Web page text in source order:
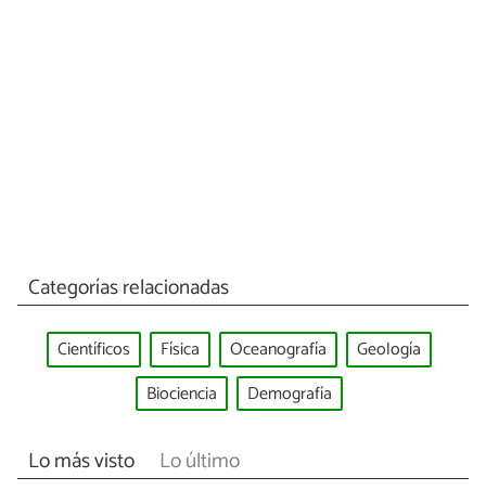
Categorías relacionadas
Científicos Física Oceanografía
Geología
Biociencia
Demografía
Lo más visto Lo último